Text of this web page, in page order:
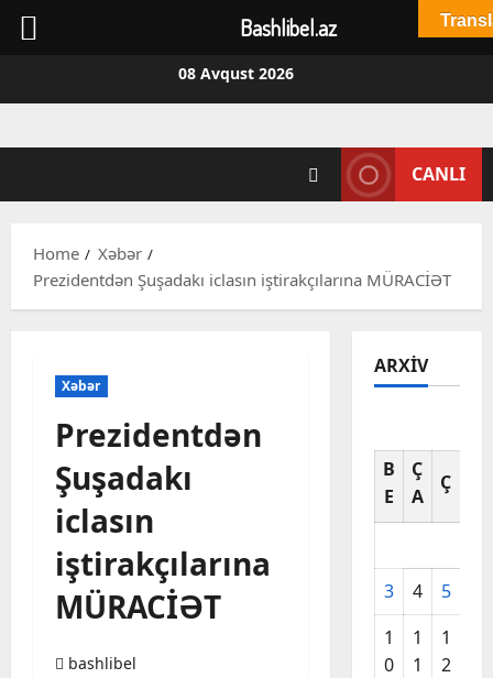
08 Avqust 2026
CANLI
Home
Xəbər
Prezidentdən Şuşadakı iclasın iştirakçılarına MÜRACİƏT
Xəbər
Prezidentdən
Şuşadakı
iclasın
iştirakçılarına
MÜRACİƏT
bashlibel
ARXIV
B
E
Ç
A
Ç
3 4 5
1
0
1
1
1
2
Bashlibel.az